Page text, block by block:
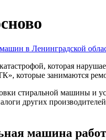
в Ленинградской
которая
которые занимаются
стиральной машины и
других
машина